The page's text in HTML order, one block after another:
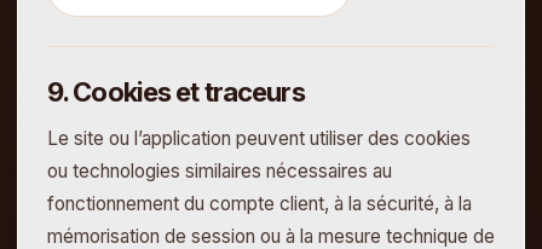
9. Cookies et traceurs
Le site ou l’application peuvent utiliser des cookies
ou technologies similaires nécessaires au
fonctionnement du compte client, à la sécurité, à la
mémorisation de session ou à la mesure technique de